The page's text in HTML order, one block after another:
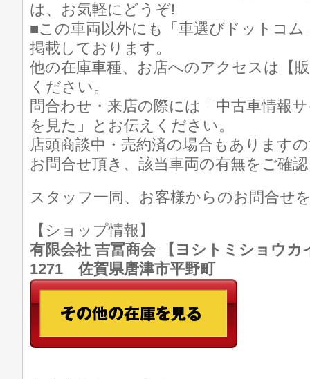
は、お気軽にどうぞ!
■この車両以外にも「車選びドットコ
掲載しております。
他の在庫車種、お店へのアクセスは【
ください。
問合わせ・来店の際には「中古車情報
を見た」とお伝えください。
店頭商談中・売約済の場合もあります
お問合せ頂き、該当車両の有無をご確
スタッフ一同、お客様からのお問合せ
【ショップ情報】
有限会社 吉冨商会 【ヨシトミショウ
1271 佐賀県唐津市平野町